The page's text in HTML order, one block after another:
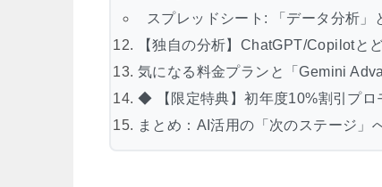
スプレッドシート: 「データ分析」
【独自の分析】ChatGPT/Copilotと
気になる料金プランと「Gemini
◆ 【限定特典】初年度10%割引プロ
まとめ：AI活用の「次のステージ」